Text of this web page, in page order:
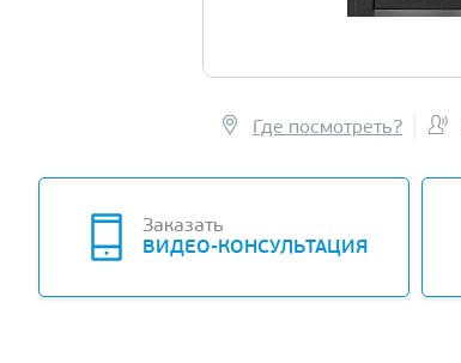
-10%
Где посмотреть?
Заказать
ВИДЕО-КОНСУЛЬТАЦИЯ